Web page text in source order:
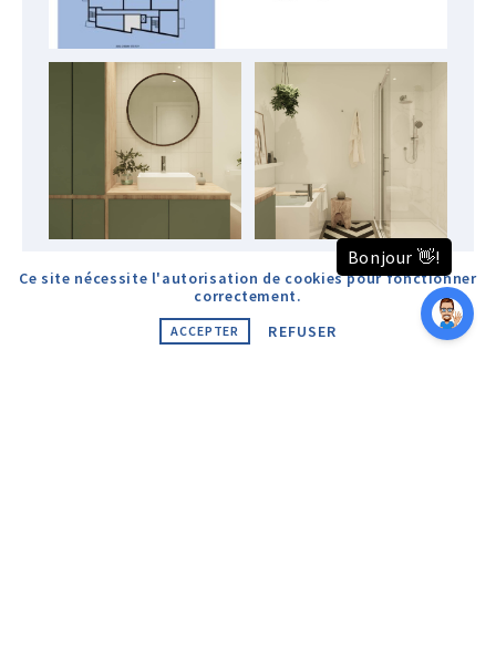
Ce site nécessite l'autorisation de cookies pour fonctionner
correctement.
ACCEPTER REFUSER